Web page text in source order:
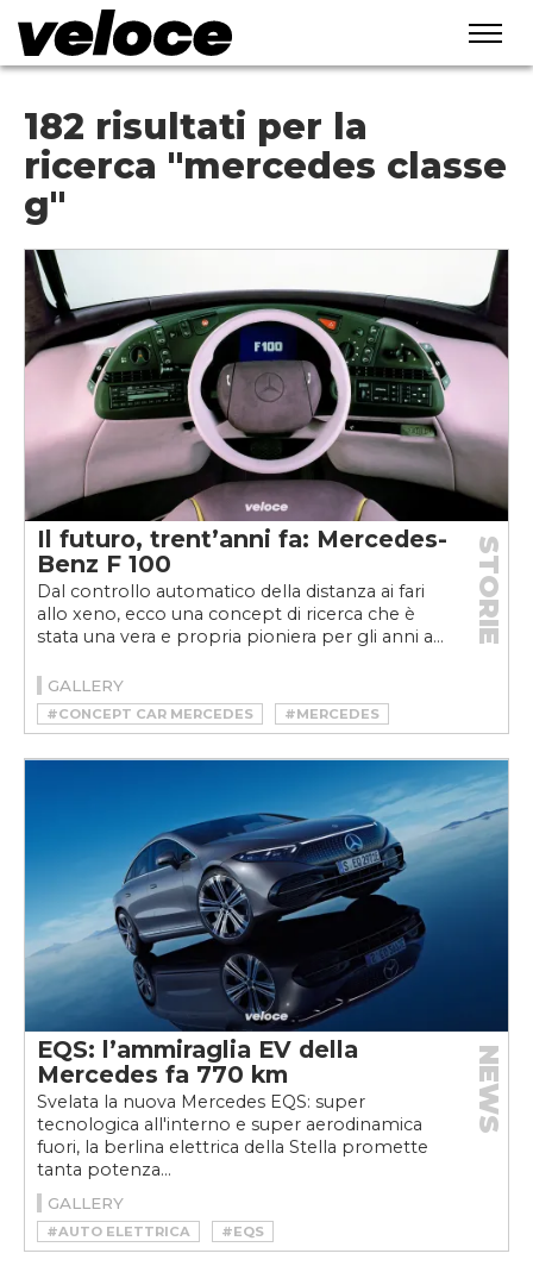
182 risultati per la
ricerca "mercedes classe
g"
Il futuro, trent’anni fa: Mercedes-
Benz F 100
Dal controllo automatico della distanza ai fari
allo xeno, ecco una concept di ricerca che è
stata una vera e propria pioniera per gli anni a...
STORIE
GALLERY
#CONCEPT CAR MERCEDES
#MERCEDES
#MERCEDES F 100
#MERCEDES PROTOTIPO
#SISTEMI DI SICUREZZA ATTIVA
#SISTEMI DI SICUREZZA ATTIVA AUTOMOBILI
EQS: l’ammiraglia EV della
Mercedes fa 770 km
Svelata la nuova Mercedes EQS: super
tecnologica all'interno e super aerodinamica
fuori, la berlina elettrica della Stella promette
tanta potenza...
NEWS
GALLERY
#AUTO ELETTRICA
#EQS
#MERCEDES ELETTRICA
#MERCEDES EQS